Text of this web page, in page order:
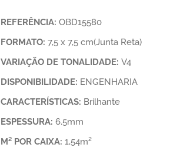
REFERÊNCIA: OBD15580
FORMATO: 7,5 x 7,5 cm(Junta Reta)
VARIAÇÃO DE TONALIDADE: V4
DISPONIBILIDADE: ENGENHARIA
CARACTERÍSTICAS: Brilhante
ESPESSURA: 6.5mm
M² POR CAIXA: 1,54m²